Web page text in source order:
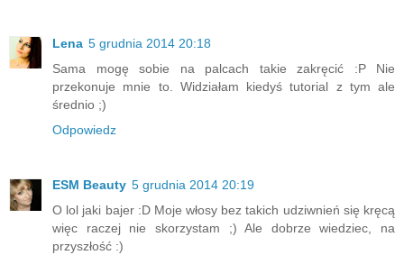
Lena 5 grudnia 2014 20:18
Sama mogę sobie na palcach takie zakręcić :P Nie
przekonuje mnie to. Widziałam kiedyś tutorial z tym ale
średnio ;)
Odpowiedz
ESM Beauty 5 grudnia 2014 20:19
O lol jaki bajer :D Moje włosy bez takich udziwnień się kręcą
więc raczej nie skorzystam ;) Ale dobrze wiedziec, na
przyszłość :)